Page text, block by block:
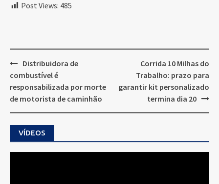
Post Views: 485
Post
navigation
Distribuidora de
combustível é
responsabilizada por morte
de motorista de caminhão
Corrida 10 Milhas do
Trabalho: prazo para
garantir kit personalizado
termina dia 20
VÍDEOS